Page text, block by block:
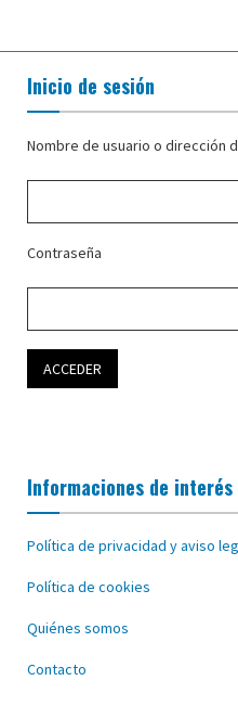
Inicio de sesión
Nombre de usuario o dirección
Contraseña
Informaciones de interés
Política de privacidad y aviso
Política de cookies
Quiénes somos
Contacto